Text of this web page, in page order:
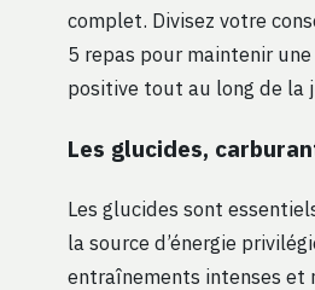
complet. Divisez votre
5 repas pour maintenir
positive tout au long de la
Les glucides,
Les glucides sont
la source d’énergie
entraînements intenses et